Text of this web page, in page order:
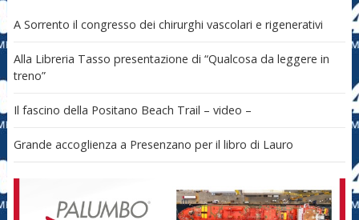
A Sorrento il congresso dei chirurghi vascolari e rigenerativi
Alla Libreria Tasso presentazione di “Qualcosa da leggere in
treno”
Il fascino della Positano Beach Trail – video –
Grande accoglienza a Presenzano per il libro di Lauro